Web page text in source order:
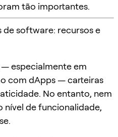
tão importantes.
software: recursos e
— especialmente em
com dApps — carteiras
No entanto, nem
nível de funcionalidade,